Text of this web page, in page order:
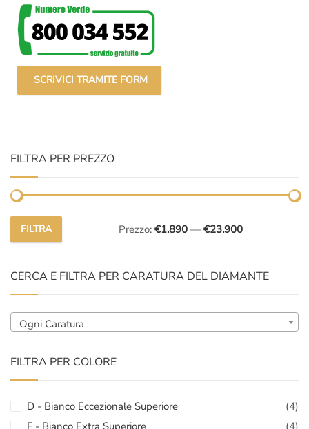
SCRIVICI TRAMITE FORM
FILTRA PER PREZZO
Prezzo
Prezzo
FILTRA Prezzo: €1.890— €23.900
CERCA E FILTRA PER CARATURA DEL DIAMANTE
Ogni Caratura
FILTRA PER COLORE
D - Bianco Eccezionale Superiore
(4)